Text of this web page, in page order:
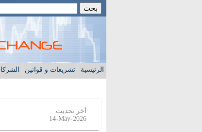
الرئيسية تشريعات و قوانين
آخر تحديث
14-May-2026